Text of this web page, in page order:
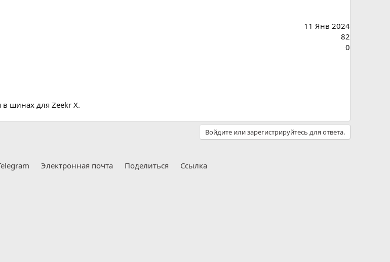
11 Янв 2024
82
0
шинах для Zeekr X.
Войдите или зарегистрируйтесь для ответа.
Электронная почта Поделиться Ссылка